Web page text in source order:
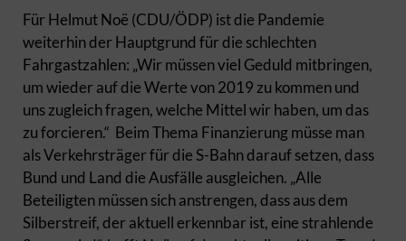
Für Helmut Noë (CDU/ÖDP) ist die Pandemie
weiterhin der Hauptgrund für die schlechten
Fahrgastzahlen: „Wir müssen viel Geduld mitbringen,
um wieder auf die Werte von 2019 zu kommen und
uns zugleich fragen, welche Mittel wir haben, um das
zu forcieren.“ Beim Thema Finanzierung müsse man
als Verkehrsträger für die S-Bahn darauf setzen, dass
Bund und Land die Ausfälle ausgleichen. „Alle
Beteiligten müssen sich anstrengen, dass aus dem
Silberstreif, der aktuell erkennbar ist, eine strahlende